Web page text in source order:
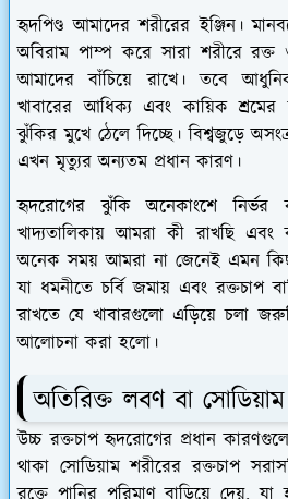
​হৃদপিণ্ড আমাদের শরীরের ইঞ্জিন।
অবিরাম পাম্প করে সারা শরীরে
আমাদের বাঁচিয়ে রাখে। তবে আধুনিক
খাবারের আধিক্য এবং কায়িক
ঝুঁকির মুখে ঠেলে দিচ্ছে। বিশ্বজুড়ে
এখন মৃত্যুর অন্যতম প্রধান কারণ।
​হৃদরোগের ঝুঁকি অনেকাংশে নির্ভর
খাদ্যতালিকায় আমরা কী রাখছি
অনেক সময় আমরা না জেনেই এমন কিছু
যা ধমনীতে চর্বি জমায় এবং রক্তচাপ
রাখতে যে খাবারগুলো এড়িয়ে চলা
আলোচনা করা হলো।
​অতিরিক্ত লবণ বা
​উচ্চ রক্তচাপ হৃদরোগের প্রধান
থাকা সোডিয়াম শরীরের রক্তচাপ